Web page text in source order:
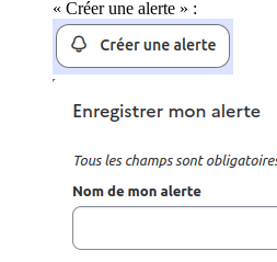
« Créer une alerte » :